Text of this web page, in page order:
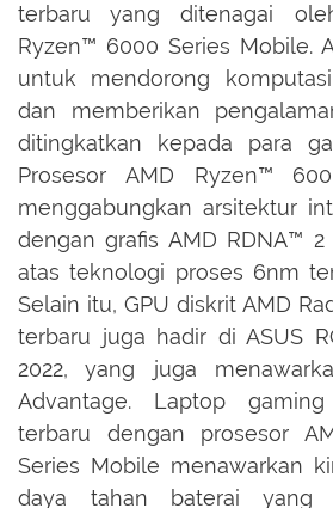
terbaru yang ditenagai
Ryzen™️ 6000 Series Mobile.
untuk mendorong
dan memberikan
ditingkatkan kepada para
Prosesor AMD Ryzen™️
menggabungkan arsitektur
dengan grafis AMD RDNA™️
atas teknologi proses 6nm
Selain itu, GPU diskrit AMD
terbaru juga hadir di ASUS
2022, yang juga
Advantage. Laptop
terbaru dengan prosesor
Series Mobile menawarkan
daya tahan baterai yang